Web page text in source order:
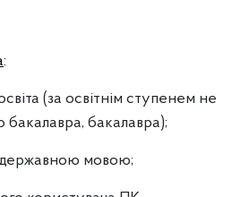
:
(за освітнім ступенем не
бакалавра);
державною мовою;